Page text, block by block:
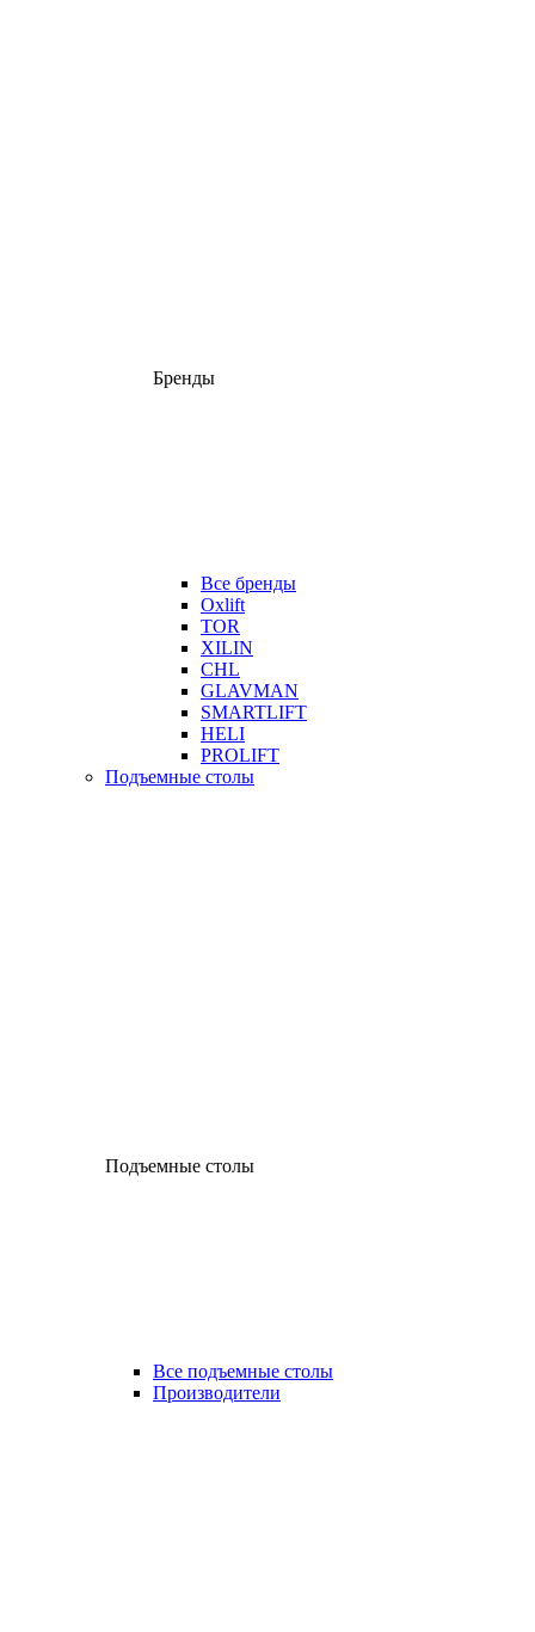
Бренды
Все бренды
Oxlift
TOR
XILIN
CHL
GLAVMAN
SMARTLIFT
HELI
PROLIFT
Подъемные столы
Подъемные столы
Все подъемные столы
Производители